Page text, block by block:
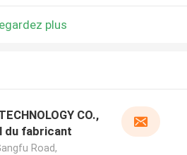
plus
CO.,
du fabricant
Road,